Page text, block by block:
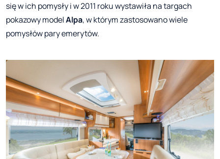
się w ich pomysły i w 2011 roku wystawiła na targach
pokazowy modelAlpa, w którym zastosowano wiele
pomysłów pary emerytów.